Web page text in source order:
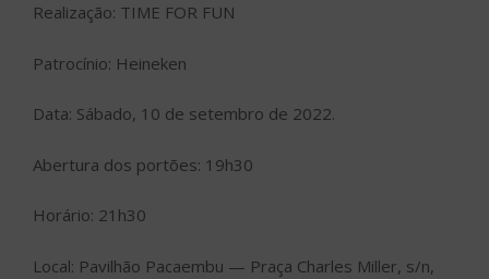
Realização: TIME FOR FUN
Patrocínio: Heineken
Data: Sábado, 10 de setembro de 2022.
Abertura dos portões: 19h30
Horário: 21h30
Local: Pavilhão Pacaembu — Praça Charles Miller, s/n,